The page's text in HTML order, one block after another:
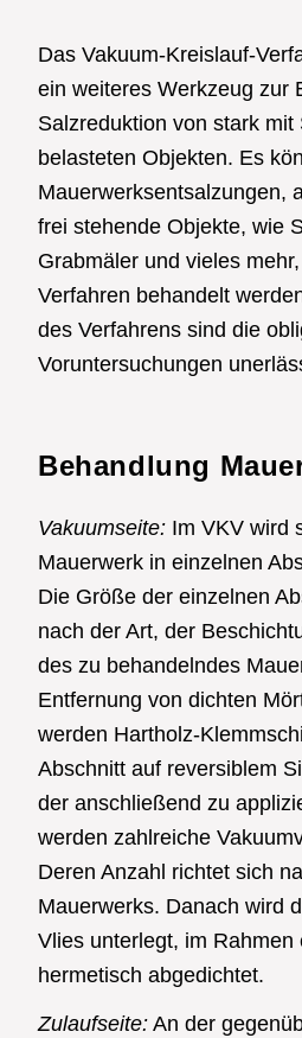
Das Vakuum-Kreislauf-
ein weiteres Werkzeug zur
Salzreduktion von stark mit
belasteten Objekten. Es
Mauerwerksentsalzungen,
frei stehende Objekte, wie
Grabmäler und vieles
Verfahren behandelt
des Verfahrens sind die
Voruntersuchungen
Behandlung
Vakuumseite: Im VKV wird
Mauerwerk in einzelnen
Die Größe der einzelnen
nach der Art, der
des zu behandelndes
Entfernung von dichten
werden Hartholz-
Abschnitt auf reversiblem
der anschließend zu
werden zahlreiche
Deren Anzahl richtet sich
Mauerwerks. Danach wird
Vlies unterlegt, im Rahmen
hermetisch abgedichtet.
Zulaufseite: An der